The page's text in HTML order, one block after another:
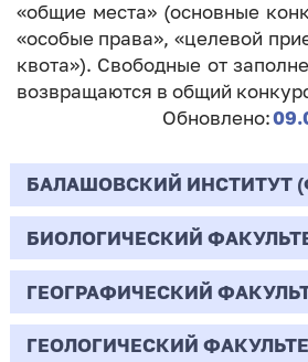
«общие места» (основные
«особые права», «целевой
квота»). Свободные от
возвращаются в общий
Обновлено:
БАЛАШОВСКИЙ ИНСТИТУТ
44.03.02
Психолого-педагогическое
Очная | Бакалавр
БИОЛОГИЧЕСКИЙ
06.03.01
Биология
ГЕОГРАФИЧЕСКИЙ
05.03.02
ГЕОЛОГИЧЕСКИЙ